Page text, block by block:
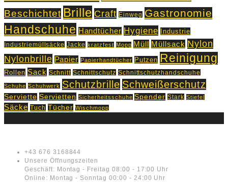
Beschichtet Brille Craft Einweg Gastronomie
Handschuhe Handtücher Hygiene Industrie
Industriemüllsäcke Jacke kratzfest Mopp Müll Müllsack Nylon
Nylonbrille Papier Papierhandtücher Putzen Reinigung
Rollen Sack Schnitt Schnittschutz Schnittschutzhandschuhe
Schuhe Schuhwerk Schutzbrille Schweißerschutz
Serviette Servietten Sicherheitsschuhe Spender Stark Stiefel
Säcke Tuch Tücher Wischmopp
+43 676 3168844
Unsere Öffnungszeiten
Geschäft: Montag - Freitag 08:00 - 17:00 Uhr
Online: Montag - Sonntag 00:00 - 24:00 Uhr